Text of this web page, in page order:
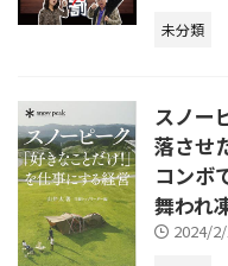
未分類
スノー
落させ
コンボ
舞われ
2024/